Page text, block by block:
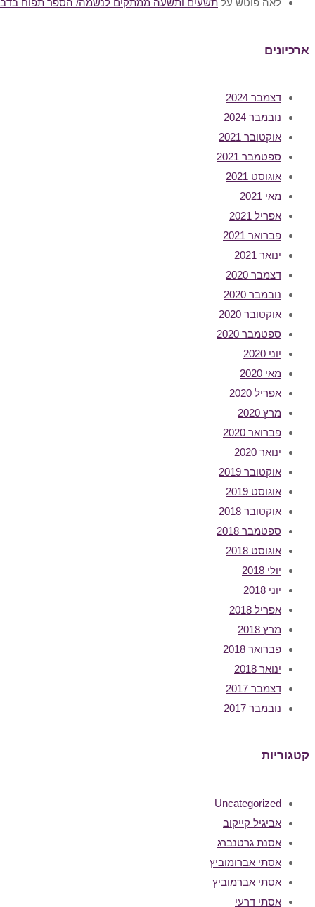
לאה פוטש על תשעים ותשעה ממתקים לנשמה/ הספר תפוח
ארכיונים
דצמבר 2024
נובמבר 2024
אוקטובר 2021
ספטמבר 2021
אוגוסט 2021
מאי 2021
אפריל 2021
פברואר 2021
ינואר 2021
דצמבר 2020
נובמבר 2020
אוקטובר 2020
ספטמבר 2020
יוני 2020
מאי 2020
אפריל 2020
מרץ 2020
פברואר 2020
ינואר 2020
אוקטובר 2019
אוגוסט 2019
אוקטובר 2018
ספטמבר 2018
אוגוסט 2018
יולי 2018
יוני 2018
אפריל 2018
מרץ 2018
פברואר 2018
ינואר 2018
דצמבר 2017
נובמבר 2017
קטגוריות
Uncategorized
אביגיל קייקוב
אסנת גרטנברג
אסתי אברומוביץ
אסתי אברמוביץ
אסתי דרעי